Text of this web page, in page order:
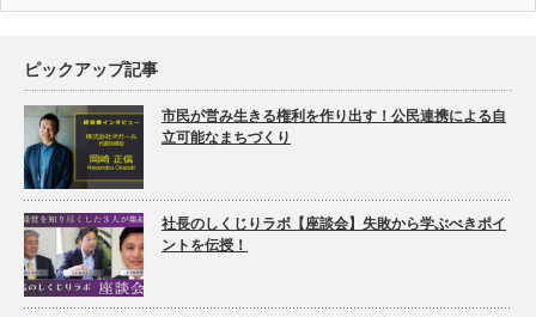
ピックアップ記事
市民が営み生きる権利を作り出す！公民連携による自
立可能なまちづくり
社長のしくじりラボ【座談会】失敗から学ぶべきポイ
ントを伝授！